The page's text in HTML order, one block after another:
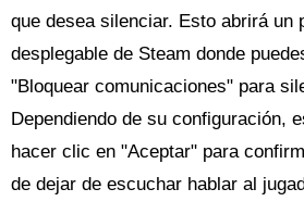
que desea silenciar. Esto abrirá un
desplegable de Steam donde
"Bloquear comunicaciones" para
Dependiendo de su configuración,
hacer clic en "Aceptar" para
de dejar de escuchar hablar al